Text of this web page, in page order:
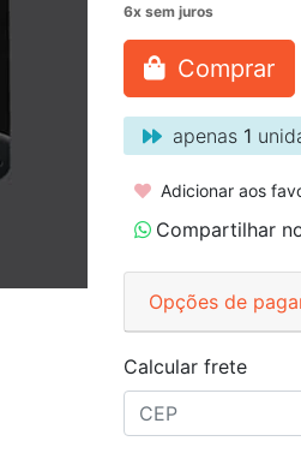
Comprar
apenas 1
Adicionar aos
Compartilhar
Opções de
Calcular frete